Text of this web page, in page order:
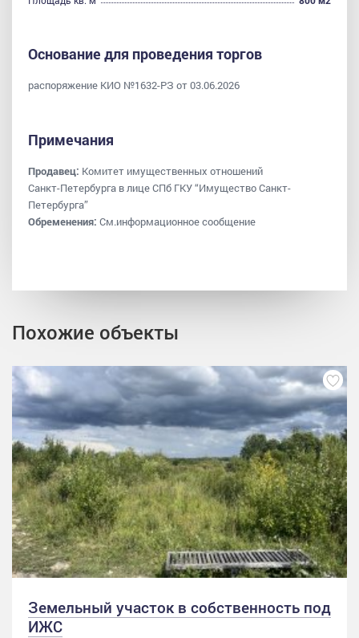
Основание для проведения торгов
распоряжение КИО №1632-РЗ от 03.06.2026
Примечания
Продавец: Комитет имущественных отношений
Санкт-Петербурга в лице СПб ГКУ “Имущество Санкт-
Петербурга”
Обременения: См.информационное сообщение
Похожие объекты
Земельный участок в собственность под
ИЖС